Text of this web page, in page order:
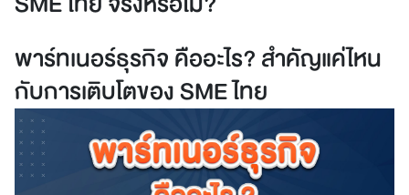
พาร์ทเนอร์ธุรกิจ คืออะไร? สำคัญแค่ไหน
กับการเติบโตของ SME ไทย